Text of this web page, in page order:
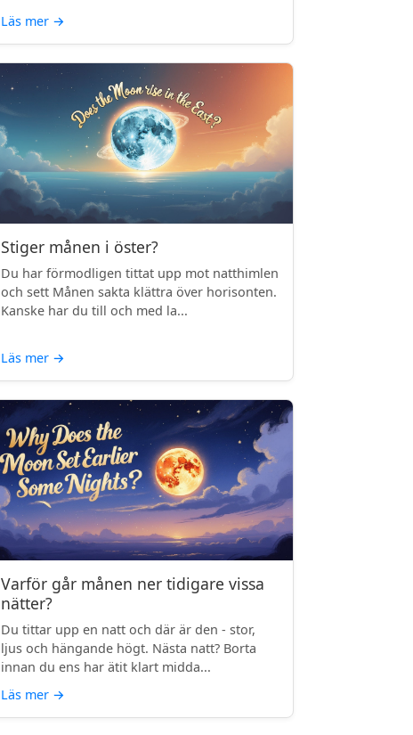
Läs mer →
Stiger månen i öster?
Du har förmodligen tittat upp mot natthimlen
och sett Månen sakta klättra över horisonten.
Kanske har du till och med la...
Läs mer →
Varför går månen ner tidigare vissa
nätter?
Du tittar upp en natt och där är den - stor,
ljus och hängande högt. Nästa natt? Borta
innan du ens har ätit klart midda...
Läs mer →